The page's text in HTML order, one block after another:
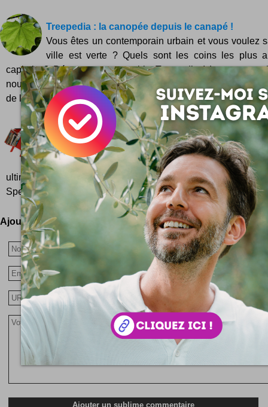
Treepedia : la canopée depuis le canapé !
Vous êtes un contemporain urbain et vous voulez
ville est verte ? Quels sont les coins les plus
capitale ? Découvrons ensemble Treepedia ! Le
nous fait tout voir en vert. Même les poisseux pétroliers
de la...
Le Bouc
A la fois petite bibliothèque, chevet de vos lectures
lutrin de votre livre du moment, le bouc est un
ultime ! Dessiné et imaginé par Mathieu Gabiot, il
Speculoosbook et fabriqué en Belgique. Quelque...
Ajoutez votre avis !